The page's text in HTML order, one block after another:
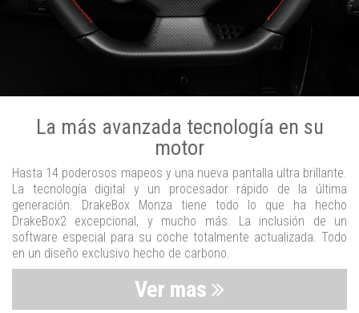
La más avanzada tecnología en su
motor
Hasta 14 poderosos mapeos y una nueva pantalla ultra brillante.
La tecnología digital y un procesador rápido de la última
generación. DrakeBox Monza tiene todo lo que ha hecho
DrakeBox2 excepcional, y mucho más. La inclusión de un
software especial para su coche totalmente actualizada. Todo
en un diseño exclusivo hecho de carbono.
Ver mas